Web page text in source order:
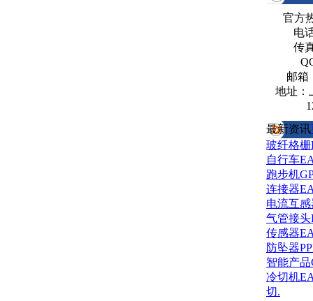
官方
电
传
邮箱
地址：
最新资讯
玻纤格
自行车
跑步机
连接器
电流互
气管接
传感器
防坠器
智能产
冷切机
切.